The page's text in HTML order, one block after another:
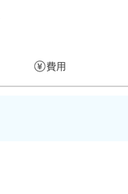
費用